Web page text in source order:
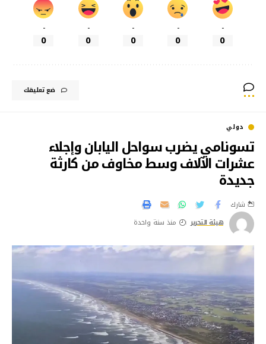
-
0
-
0
-
0
-
0
-
0
ضع تعليقك
دولي
تسونامي يضرب سواحل اليابان وإجلاء
عشرات الآلاف وسط مخاوف من كارثة
جديدة
هيئة التحرير منذ سنة واحدة
شارك